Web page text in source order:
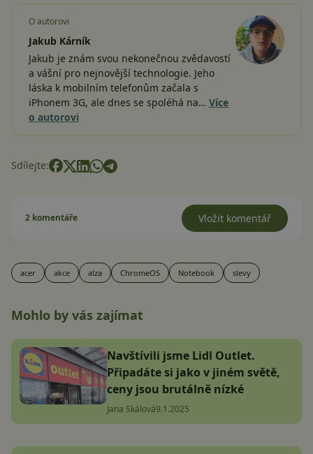
O autorovi
Jakub Kárník
Jakub je znám svou nekonečnou zvědavostí
a vášní pro nejnovější technologie. Jeho
láska k mobilním telefonům začala s
iPhonem 3G, ale dnes se spoléhá na… Více
o autorovi
Sdílejte:
2 komentáře Vložit komentář
acer akce alza ChromeOS Notebook slevy
Mohlo by vás zajímat
Navštívili jsme Lidl Outlet.
Připadáte si jako v jiném světě,
ceny jsou brutálně nízké
Jana Skálová9.1.2025